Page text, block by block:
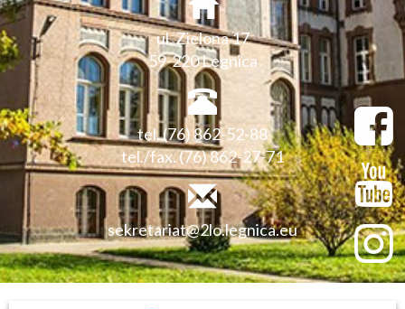
ul. Zielona 17
59-220 Legnica
tel. (76) 862-52-88
tel./fax. (76) 862-27-71
sekretariat@2lo.legnica.eu